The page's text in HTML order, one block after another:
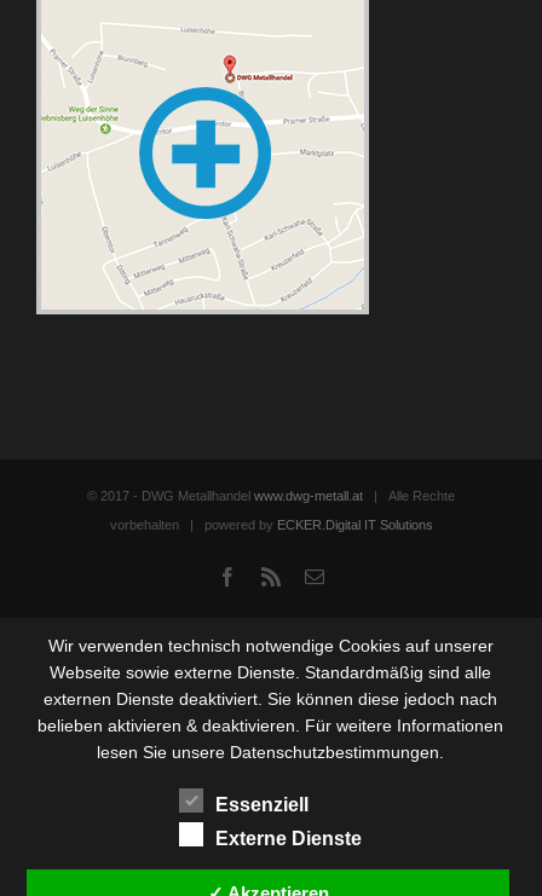
© 2017 - DWG Metallhandel www.dwg-metall.at | Alle Rechte
vorbehalten | powered by ECKER.Digital IT Solutions
Facebook
Rss Email
Wir verwenden technisch notwendige Cookies auf unserer
Webseite sowie externe Dienste. Standardmäßig sind alle
externen Dienste deaktiviert. Sie können diese jedoch nach
belieben aktivieren & deaktivieren. Für weitere Informationen
lesen Sie unsere Datenschutzbestimmungen.
Essenziell
Externe Dienste